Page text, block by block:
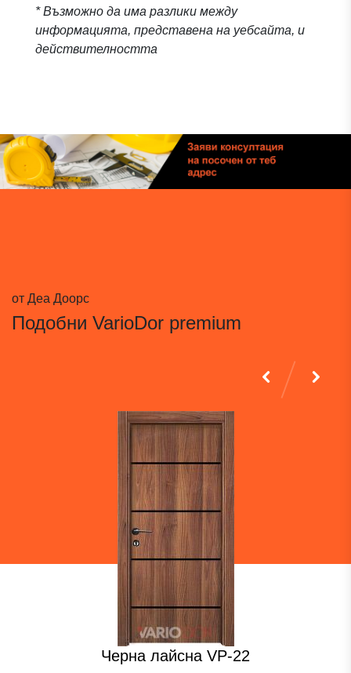
* Възможно да има разлики между
информацията, представена на уебсайта, и
действителността
от Деа Доорс
Подобни VarioDor premium
Черна лайсна VP-22